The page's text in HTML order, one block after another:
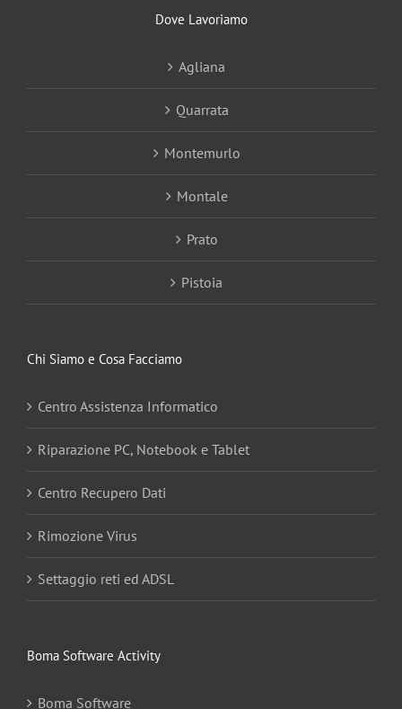
Dove Lavoriamo
Agliana
Quarrata
Montemurlo
Montale
Prato
Pistoia
Chi Siamo e Cosa Facciamo
Centro Assistenza Informatico
Riparazione PC, Notebook e Tablet
Centro Recupero Dati
Rimozione Virus
Settaggio reti ed ADSL
Boma Software Activity
Boma Software